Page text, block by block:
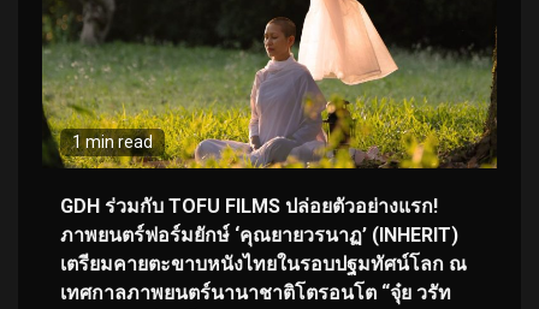
1 min read
GDH ร่วมกับ TOFU FILMS ปล่อยตัวอย่างแรก!
ภาพยนตร์ฟอร์มยักษ์ ‘คุณยายวรนาฏ’ (INHERIT)
เตรียมคายตะขาบหนังไทยในรอบปฐมทัศน์โลก ณ
เทศกาลภาพยนตร์นานาชาติโตรอนโต “จุ๋ย วรัท